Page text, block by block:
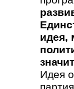
идея,
Идея